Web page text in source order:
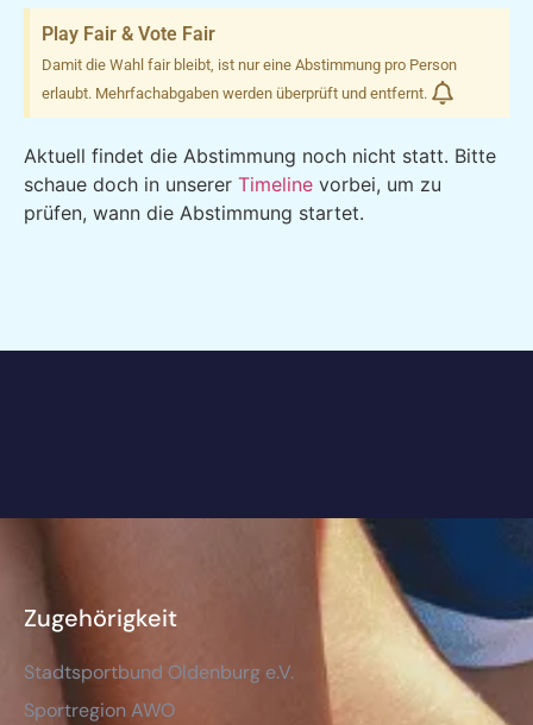
Play Fair & Vote Fair
Damit die Wahl fair bleibt, ist nur eine Abstimmung pro Person
erlaubt. Mehrfachabgaben werden überprüft und entfernt.
Aktuell findet die Abstimmung noch nicht statt. Bitte
schaue doch in unserer Timeline vorbei, um zu
prüfen, wann die Abstimmung startet.
Zugehörigkeit
Stadtsportbund Oldenburg e.V.
Sportregion AWO